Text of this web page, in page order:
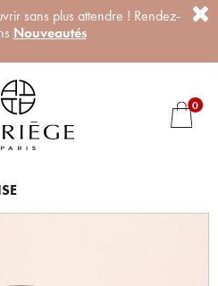
sans plus attendre ! Rendez-
Nouveautés
0